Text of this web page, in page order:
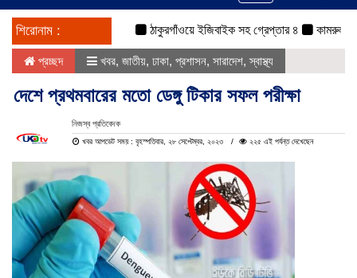
navigation
শিরোনাম : ঠাকুরগাঁওয়ে ইজিবাইক সহ গ্রেপ্তার ৪ কামরুল-জসিম
প্রচ্ছদ খবর, জাতীয়, ঢাকা, প্রশাসন, সারাদেশ, স্বাস্থ্য
দেশে প্রথমবারের মতো ডেঙ্গু টিকার সফল পরীক্ষা
নিজস্ব প্রতিবেদক
খবর আপডেট সময় : বৃহস্পতিবার, ২৮ সেপ্টেম্বর, ২০২৩ ২২৫ এই পর্যন্ত দেখেছেন